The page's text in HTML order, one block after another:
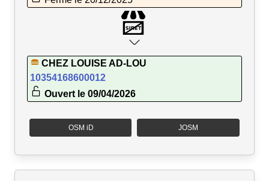
CHEZ LOUISE AD-LOU
10354168600012
Ouvert le 09/04/2026
OSM iD JOSM